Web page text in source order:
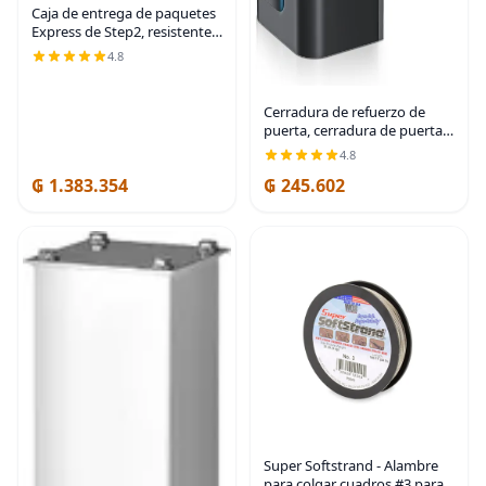
Caja de entrega de paquetes
Express de Step2, resistente a
la intemperie,
almacenamiento grande para
4.8
₲ 1.383.354
Cerradura de refuerzo de
puerta, cerradura de puerta
de seguridad para el hogar, a
prueba de niños, negro |
Door Safety Lock for Front
4.8
₲ 245.602
Super Softstrand - Alambre